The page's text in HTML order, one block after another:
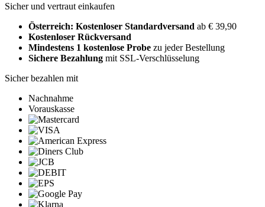
Sicher und vertraut einkaufen
Österreich: Kostenloser Standardversand ab € 39,90
Kostenloser Rückversand
Mindestens 1 kostenlose Probe zu jeder Bestellung
Sichere Bezahlung mit SSL-Verschlüsselung
Sicher bezahlen mit
Nachnahme
Vorauskasse